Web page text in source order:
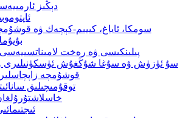
دېڭىز
سومكا، ئاياغ، كىيىم-كېچەك ۋە
Si-TPV پىلىنكىسى ۋە رەخت لامىناتسىيەسى
سۇ ئۈزۈش ۋە سۇغا شۇڭغۇش ئۈسكۈنىلىرى
قوشۇمچە
توقۇمىچىلىق